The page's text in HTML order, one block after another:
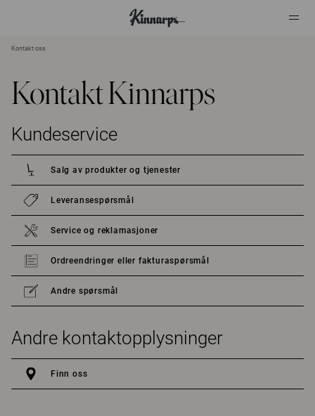
Kontakt oss
Kontakt Kinnarps
Kundeservice
Salg av produkter og tjenester
Leveransespørsmål
Service og reklamasjoner
Ordreendringer eller fakturaspørsmål
Andre spørsmål
Andre kontaktopplysninger
Finn oss